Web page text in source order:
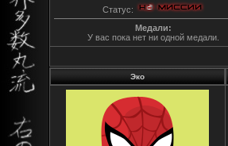
Статус:
Медали:
У вас пока нет ни одной медали.
Эко